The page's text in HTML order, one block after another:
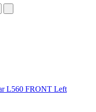
L560 FRONT Left